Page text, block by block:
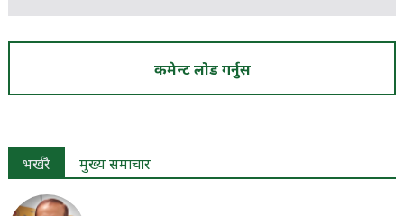
कमेन्ट लोड गर्नुस
भर्खरै मुख्य समाचार